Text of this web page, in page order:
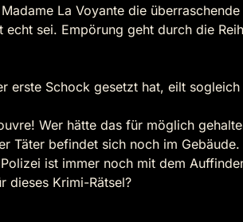
La Voyante die
echt sei. Empörung geht durch die
erste Schock gesetzt hat, eilt
Wer hätte das für möglich
Täter befindet sich noch im
ist immer noch mit dem
dieses Krimi-Rätsel?